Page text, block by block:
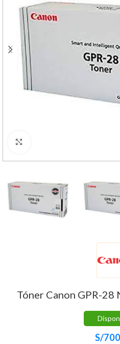
Tóner Canon GPR-28
S/